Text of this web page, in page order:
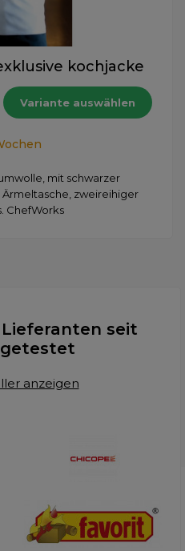
kochjacke
Variante auswählen
mit schwarzer
zweireihiger
ChefWorks
seit
anzeigen